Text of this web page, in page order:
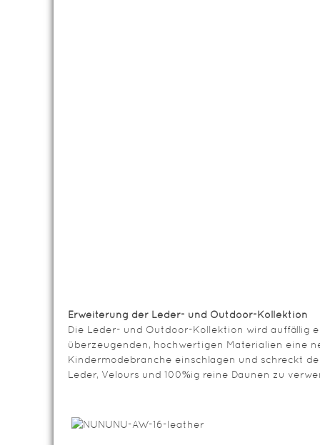
Erweiterung der Leder- und Outdoor-Kollektion
Die Leder- und Outdoor-Kollektion wird auffällig
überzeugenden, hochwertigen Materialien eine
Kindermodebranche einschlagen und schreckt
Leder, Velours und 100%ig reine Daunen zu